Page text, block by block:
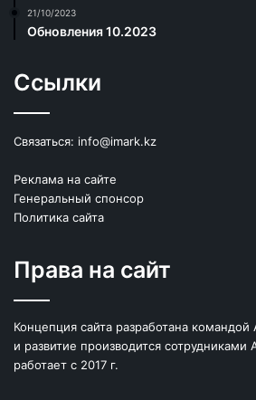
21/10/2023
Обновления 10.2023
Ссылки
Связаться: info@imark.kz
Реклама на сайте
Генеральный спонсор
Политика сайта
Права на сайт
Концепция сайта разработана
и развитие производится сотрудниками
работает с 2017 г.